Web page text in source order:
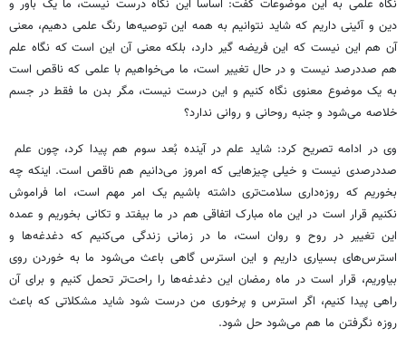
نگاه علمی به این موضوعات گفت: اساسا این نگاه درست نیست، ما یک باور و
دین و آئینی داریم که شاید نتوانیم به همه این توصیه‌ها رنگ علمی دهیم، معنی
آن هم این نیست که این فریضه گیر دارد، بلکه معنی آن این است که نگاه علم
هم صددرصد نیست و در حال تغییر است، ما می‌خواهیم با علمی که ناقص است
به یک موضوع معنوی نگاه کنیم و این درست نیست، مگر بدن ما فقط در جسم
خلاصه می‌شود و جنبه روحانی و روانی ندارد؟
وی در ادامه تصریح کرد: شاید علم در آینده بُعد سوم هم پیدا کرد، چون علم
صددرصدی نیست و خیلی چیزهایی که امروز می‌دانیم هم ناقص است. اینکه چه
بخوریم که روزه‌داری سلامت‌تری داشته باشیم یک امر مهم است، اما فراموش
نکنیم قرار است در این ماه مبارک اتفاقی هم در ما بیفتد و تکانی بخوریم و عمده
این تغییر در روح و روان است، ما در زمانی زندگی می‌کنیم که دغدغه‌ها و
استرس‌های بسیاری داریم و این استرس گاهی باعث می‌شود ما به خوردن روی
بیاوریم، قرار است در ماه رمضان این دغدغه‌ها را راحت‌تر تحمل کنیم و برای آن
راهی پیدا کنیم، اگر استرس و پرخوری من درست شود شاید مشکلاتی که باعث
روزه نگرفتن ما هم می‌شود حل شود.